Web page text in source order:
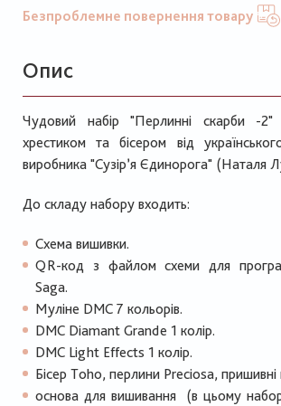
Безпроблемне повернення товару
Опис
Чудовий набір "Перлинні скарби -2"
хрестиком та бісером від
виробника "Сузір’я Єдинорога" (Наталя
До складу набору входить:
Схема вишивки.
QR-код з файлом схеми для
Saga.
Муліне DMC 7 кольорів.
DMC Diamant Grande 1 колір.
DMC Light Effects 1 колір.
Бісер Tohо, перлини Preciosa, пришивні
основа для вишивання (в цьому